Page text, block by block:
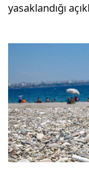
yasaklandığı